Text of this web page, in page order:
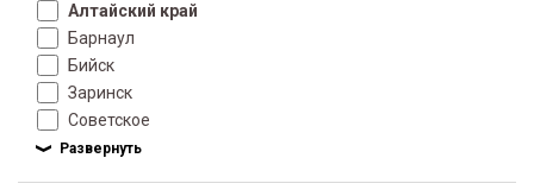
Алтайский край
Барнаул
Бийск
Заринск
Советское